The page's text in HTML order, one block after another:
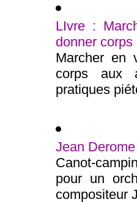
LIvre :
donner
Marcher en
corps aux
pratiques
Jean
Canot-
pour un
composi­teur